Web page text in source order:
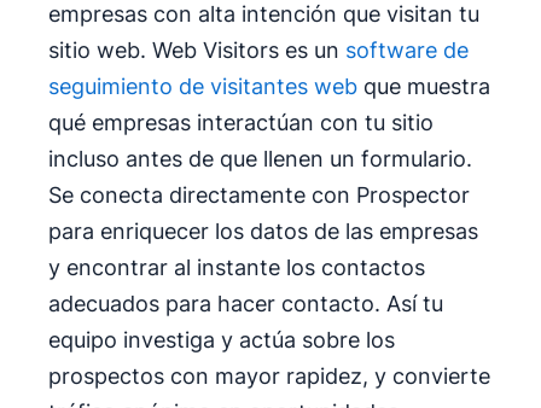
empresas con alta intención que visitan tu
sitio web. Web Visitors es un software de
seguimiento de visitantes web que muestra
qué empresas interactúan con tu sitio
incluso antes de que llenen un formulario.
Se conecta directamente con Prospector
para enriquecer los datos de las empresas
y encontrar al instante los contactos
adecuados para hacer contacto. Así tu
equipo investiga y actúa sobre los
prospectos con mayor rapidez, y convierte